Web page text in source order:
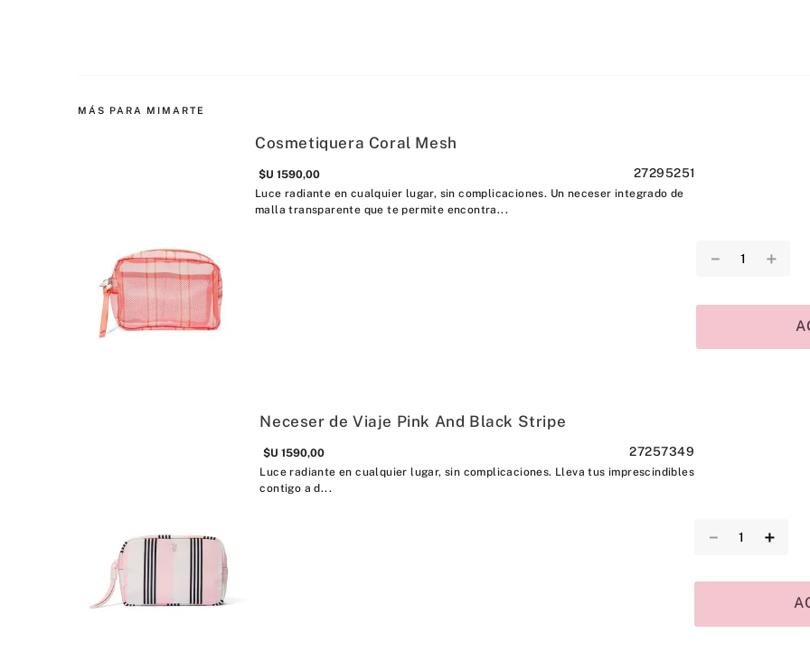
MÁS PARA MIMARTE
Cosmetiquera Coral Mesh
$U 1590,00 27295251
Luce radiante en cualquier lugar, sin complicaciones. Un neceser integrado de
malla transparente que te permite encontra...
＋
－
Neceser de Viaje Pink And Black Stripe
$U 1590,00 27257349
Luce radiante en cualquier lugar, sin complicaciones. Lleva tus imprescindibles
contigo a d...
＋
－